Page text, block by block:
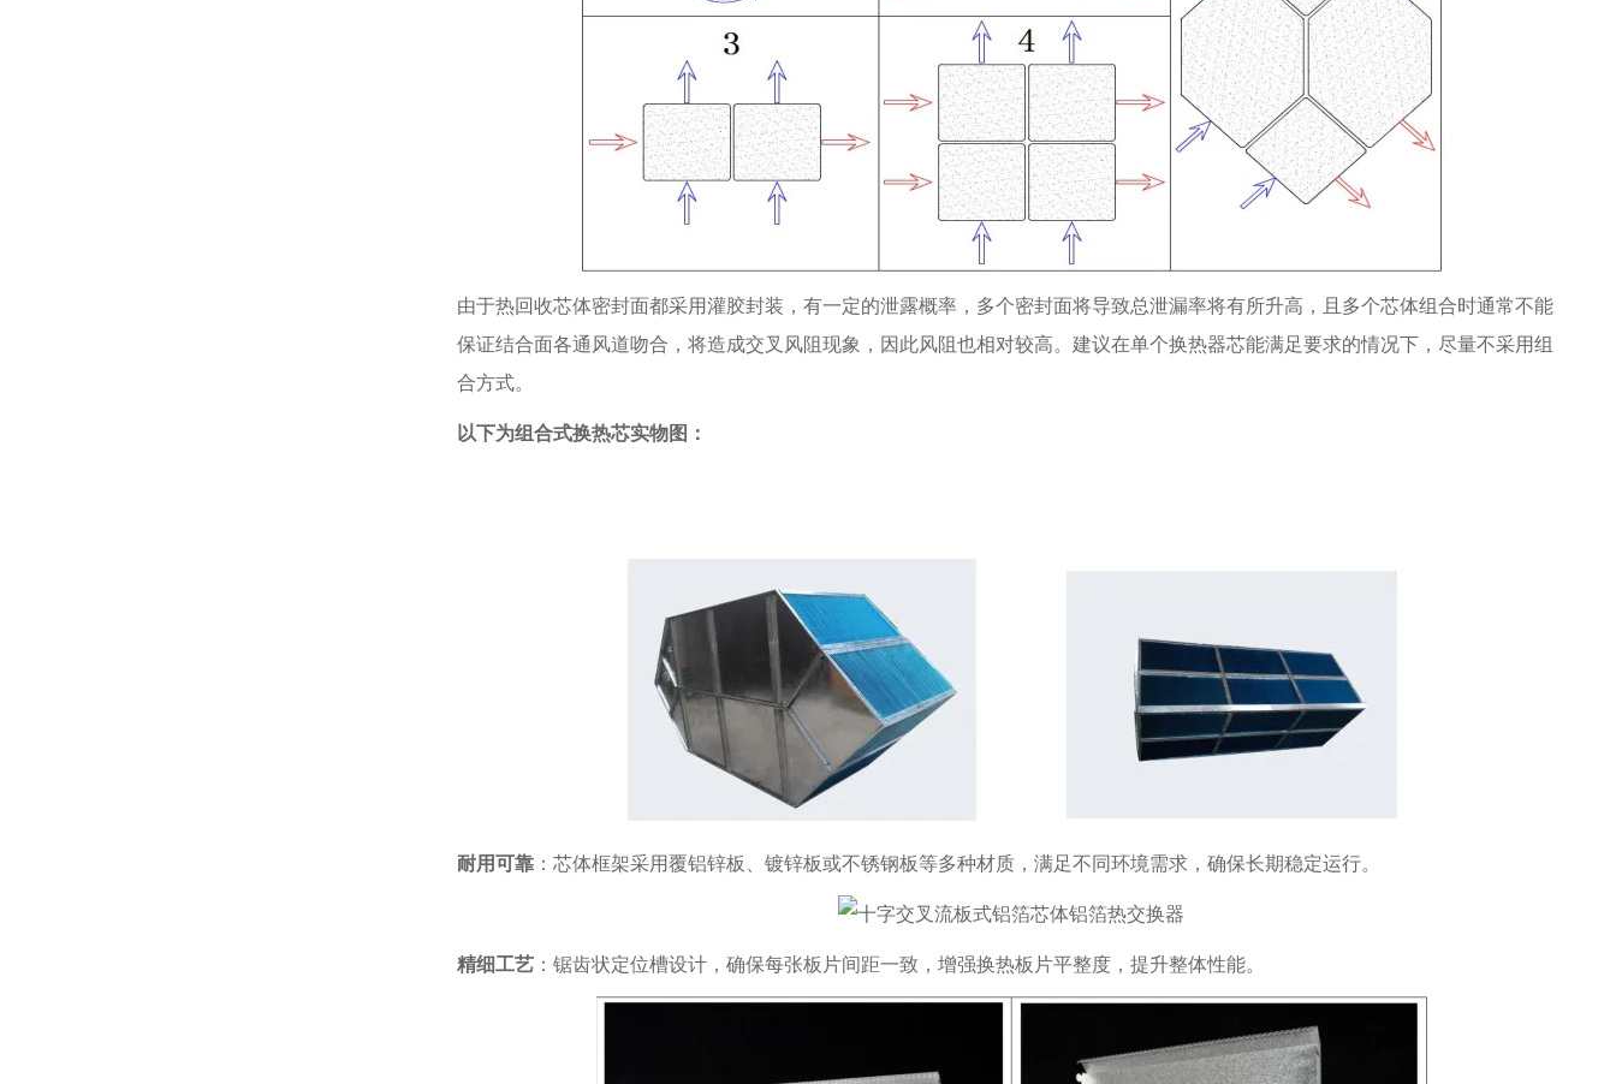
由于热回收芯体密封面都采用灌胶封装，有一定的泄露概率，多个密封面将导致总泄漏率将有所升高，且多个芯体组合时通常不能
保证结合面各通风道吻合，将造成交叉风阻现象，因此风阻也相对较高。建议在单个换热器芯能满足要求的情况下，尽量不采用组
合方式。
以下为组合式换热芯实物图：
耐用可靠 ：芯体框架采用覆铝锌板、镀锌板或不锈钢板等多种材质，满足不同环境需求，确保长期稳定运行。
精细工艺 ：锯齿状定位槽设计，确保每张板片间距一致，增强换热板片平整度，提升整体性能。